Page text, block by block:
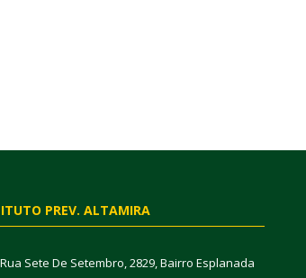
PREV. ALTAMIRA
Sete De Setembro, 2829, Bairro Esplanada